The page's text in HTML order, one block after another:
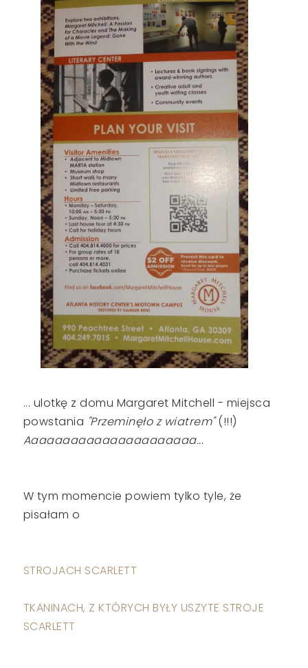
... ulotkę z domu Margaret Mitchell - miejsca
powstania "Przeminęło z wiatrem"(!!!)
Aaaaaaaaaaaaaaaaaaaaaa...
W tym momencie powiem tylko tyle, że
pisałam o
STROJACH SCARLETT
TKANINACH, Z KTÓRYCH BYŁY USZYTE STROJE
SCARLETT